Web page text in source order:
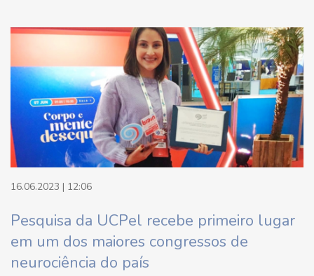
16.06.2023 | 12:06
Pesquisa da UCPel recebe primeiro lugar
em um dos maiores congressos de
neurociência do país